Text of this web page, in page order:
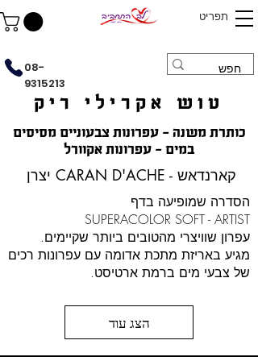
תפריט
08-
9315213
טוש אקרילי ריק
כותרת משנה - עפרונות צבעוניים מסיסים
במים - עפרונות אקוורל
יצרן CARAN D'ACHE - קארנדאש
הסדרה שמופיעה בדף
SUPERACOLOR SOFT - ARTIST
עפרון שוויצרי מהטובים ביותר שקיימים.
מגיע באריזת מתכת אדומה עם עפרונות רכים
של צבעי מים ברמת ארטיסט.
הצג עוד